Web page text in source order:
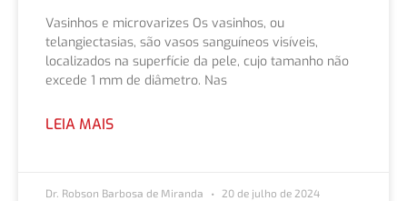
Vasinhos e microvarizes Os vasinhos, ou
telangiectasias, são vasos sanguíneos visíveis,
localizados na superfície da pele, cujo tamanho não
excede 1 mm de diâmetro. Nas
LEIA MAIS
Dr. Robson Barbosa de Miranda 20 de julho de 2024